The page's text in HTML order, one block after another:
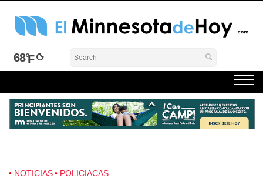
Skip
El Minnesota de Hoy Noticias
Latino Noticias Minnesota News
68°
NOTICIAS POLICIACAS